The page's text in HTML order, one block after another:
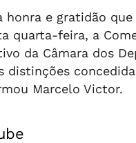
honra e gratidão que
quarta-feira, a
da Câmara dos
distinções
Marcelo Victor.